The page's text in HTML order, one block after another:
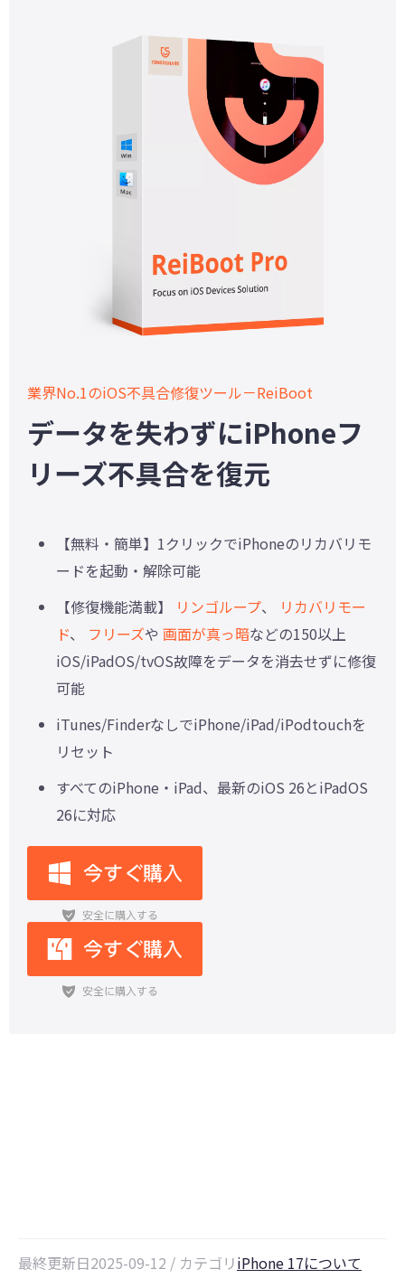
業界No.1のiOS不具合修復ツール－ReiBoot
データを失わずにiPhoneフ
リーズ不具合を復元
【無料・簡単】1クリックでiPhoneのリカバリモ
ードを起動・解除可能
【修復機能満載】
リンゴループ、
リカバリモー
ド、 フリーズや 画面が真っ暗などの150以上
iOS/iPadOS/tvOS故障をデータを消去せずに修復
可能
iTunes/FinderなしでiPhone/iPad/iPodtouchを
リセット
すべてのiPhone・iPad、最新のiOS 26とiPadOS
26に対応
最終更新日2025-09-12 / カテゴリiPhone 17について